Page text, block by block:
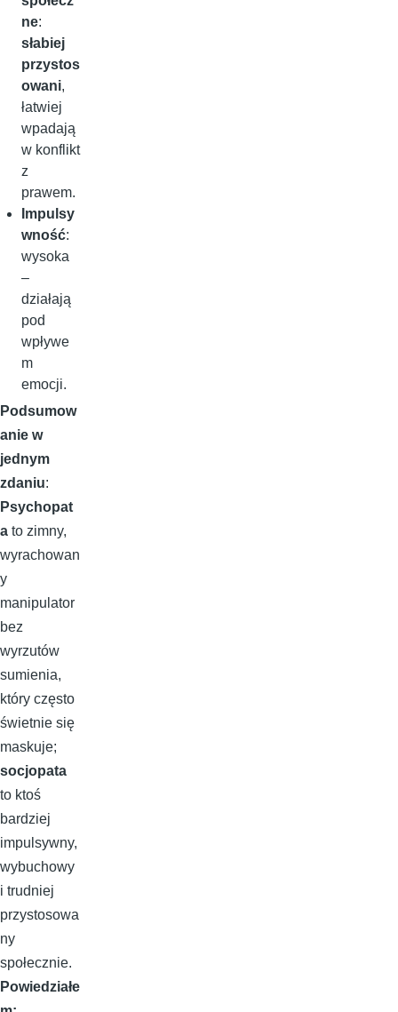
ne:
słabiej
przystos
owani,
łatwiej
wpadają
w konflikt
z
prawem.
Impulsy
wność:
wysoka
–
działają
pod
wpływe
m
emocji.
Podsumow
anie w
jednym
zdaniu:
Psychopat
a to zimny,
wyrachowan
y
manipulator
bez
wyrzutów
sumienia,
który często
świetnie się
maskuje;
socjopata
to ktoś
bardziej
impulsywny,
wybuchowy
i trudniej
przystosowa
ny
społecznie.
Powiedziałe